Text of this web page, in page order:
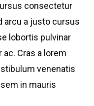
consectetur
arcu a justo cursus
lobortis pulvinar
Cras a lorem
venenatis
in mauris